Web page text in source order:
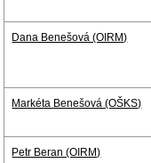
Dana Benešová (OIRM)
Markéta Benešová (OŠKS)
Petr Beran (OIRM)